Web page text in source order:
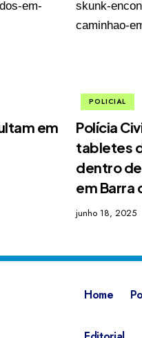
em
POLICIAL
Polícia
tabletes
dentro
em Barra
junho 18, 2025
Home